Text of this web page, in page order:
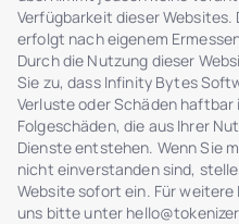
Verfügbarkeit dieser
erfolgt nach eigenem
Durch die Nutzung dieser
Sie zu, dass Infinity Bytes
Verluste oder Schäden
Folgeschäden, die aus Ihrer
Dienste entstehen. Wenn Sie
nicht einverstanden sind,
Website sofort ein. Für
uns bitte unter